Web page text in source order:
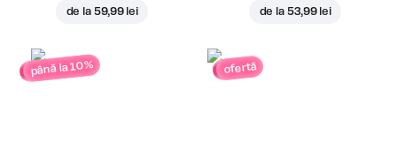
de la 59,99 lei de la 53,99 lei
până la 10% ofertă